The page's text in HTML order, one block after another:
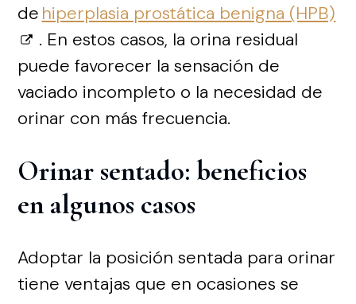
de hiperplasia prostática benigna (HPB)
. En estos casos, la orina residual
puede favorecer la sensación de
vaciado incompleto o la necesidad de
orinar con más frecuencia.
Orinar sentado: beneficios
en algunos casos
Adoptar la posición sentada para orinar
tiene ventajas que en ocasiones se